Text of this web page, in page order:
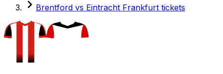
Brentford vs Eintracht Frankfurt tickets